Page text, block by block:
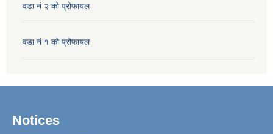
वडा नं २ को प्रोफायल
वडा नं १ को प्रोफायल
Notices